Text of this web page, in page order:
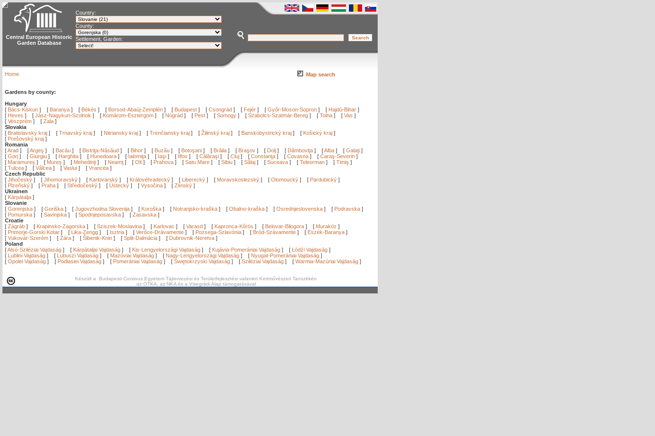
Central European Historic
Garden Database
Country:
County:
Settlement, Garden:
Home Map search
Gardens by county:
Hungary
[ Bács-Kiskun ] [ Baranya ] [ Békés ] [ Borsod-Abaúj-Zemplén ] [ Budapest ] [ Csongrád ] [ Fejér ] [ Győr-Moson-Sopron ] [ Hajdú-Bihar ]
[ Heves ] [ Jász-Nagykun-Szolnok ] [ Komárom-Esztergom ] [ Nógrád ] [ Pest ] [ Somogy ] [ Szabolcs-Szatmár-Bereg ] [ Tolna ] [ Vas ]
[ Veszprém ] [ Zala ]
Slovakia
[ Bratislavský kraj ] [ Trnavský kraj ] [ Nitriansky kraj ] [ Trenčiansky kraj ] [ Žilinský kraj ] [ Banskobystrický kraj ] [ Košický kraj ]
[ Prešovský kraj ]
Romania
[Arad ] [Argeş ] [ Bacău ] [ Bistriţa-Năsăud ] [ Bihor ] [ Buzău ] [ Botoşani ] [ Brăila ] [ Braşov ] [ Dolj ] [ Dâmboviţa ] [Alba ] [ Galaţi ]
[ Gorj ] [ Giurgiu ] [ Harghita ] [ Hunedoara ] [ Ialomiţa ] [ Iaşi ] [ Ilfov ] [ Călăraşi ] [ Cluj ] [ Constanţa ] [ Covasna ] [ Caraş-Severin ]
[ Maramureş ] [ Mureş ] [ Mehedinţi ] [ Neamţ ] [ Olt ] [ Prahova ] [ Satu Mare ] [ Sibiu ] [ Sălaj ] [ Suceava ] [ Teleorman ] [ Timiş ]
[ Tulcea ] [ Vâlcea ] [ Vaslui ] [ Vrancea ]
Czech Republic
[ Jihočeský ] [ Jihomoravský ] [ Karlovarský ] [ Královéhradecký ] [ Liberecký ] [ Moravskoslezský ] [ Olomoucký ] [ Pardubický ]
[ Plzeňský ] [ Praha ] [ Středočeský ] [ Ústecký ] [ Vysočina ] [ Zlínský ]
Ukrainen
[ Kárpátalja ]
Slovanie
[ Gorenjska ] [ Goriška ] [ Jugovzhodna Slovenija ] [ Koroška ] [ Notranjsko-kraška ] [ Obalno-kraška ] [ Osrednjeslovenska ] [ Podravska ]
[ Pomurska ] [ Savinjska ] [ Spodnjeposavska ] [ Zasavska ]
Croatie
[ Zágráb ] [ Krapinsko-Zagorska ] [ Sziszek-Moslavina ] [ Karlovac ] [ Varasd ] [ Kapronca-Kőrös ] [ Belovar-Bilogora ] [ Muraköz ]
[ Primorje-Gorski Kotar ] [ Lika-Zengg ] [ Isztria ] [ Verőce-Drávamente ] [ Pozsega-Szlavónia ] [ Bród-Szávamente ] [ Eszék-Baranya ]
[ Vukovár-Szerém ] [ Zára ] [ Šibenik-Knin ] [ Split-Dalmácia ] [ Dubrovnik-Neretva ]
Poland
[Alsó-Sziléziai Vajdaság ] [ Kárpátaljai Vajdaság ] [ Kis-Lengyelországi Vajdaság ] [ Kujávia-Pomerániai Vajdaság ] [ Łódźi Vajdaság ]
[ Lublini Vajdaság ] [ Lubuszi Vajdaság ] [ Mazóviai Vajdaság ] [ Nagy-Lengyelországi Vajdaság ] [ Nyugat-Pomerániai Vajdaság ]
[ Opolei Vajdaság ] [ Podlasiei Vajdaság ] [ Pomerániai Vajdaság ] [ Świętokrzyski Vajdaság ] [ Sziléziai Vajdaság ] [ Warmia-Mazúriai Vajdaság ]
Készült a Budapesti Corvinus Egyetem Tájtervezési és Területfejlesztési valamint Kertművészeti Tanszékén
az OTKA, az NKA és a Visegrádi Alap támogatásával